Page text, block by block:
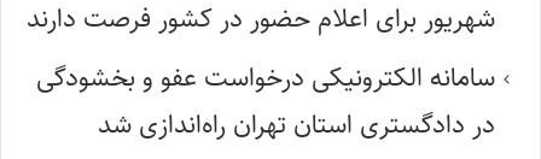
شهریور برای اعلام حضور در کشور فرصت دارند
سامانه الکترونیکی درخواست عفو و بخشودگی
در دادگستری استان تهران راه‌اندازی شد